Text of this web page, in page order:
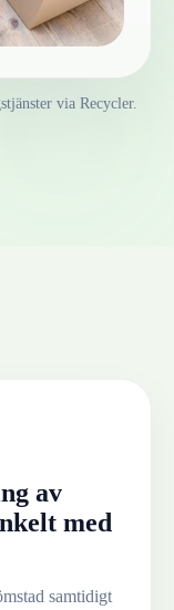
via Recycler.
av
med
samtidigt